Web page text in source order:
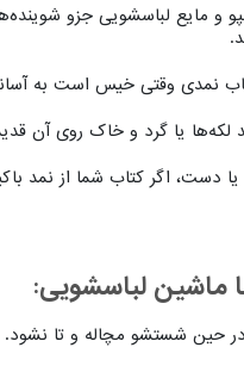
و مایع لباسشویی جزو
نمدی وقتی خیس است به
لکه‌ها یا گرد و خاک روی
دست، اگر کتاب شما از نمد
لباسشویی:
حین شستشو مچاله و تا نشود.